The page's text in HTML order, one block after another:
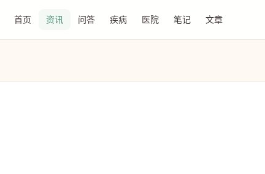
首页 资讯 问答 疾病 医院 笔记 文章